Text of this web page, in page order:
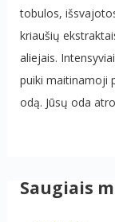
tobulos,
kriaušių
aliejais.
puiki maitinamoji
odą. Jūsų oda
Saugiais